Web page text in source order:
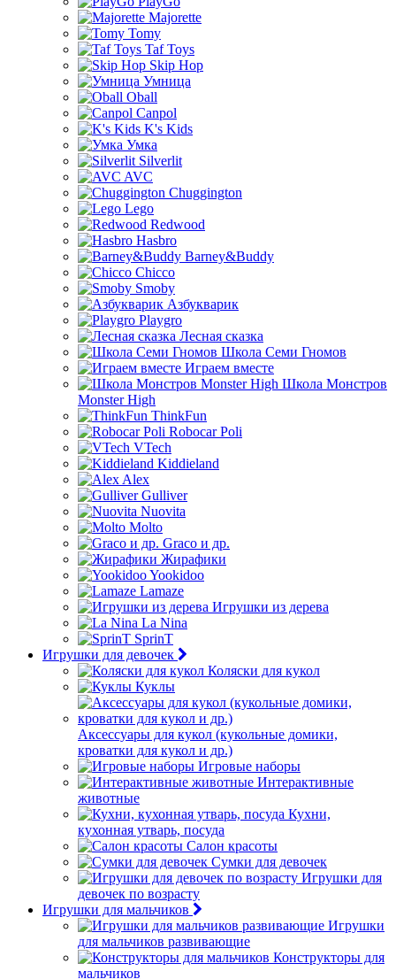
Majorette
Tomy
Taf Toys
Skip Hop
Умница
Oball
Canpol
K's Kids
Умка
Silverlit
AVC
Chuggington
Lego
Redwood
Hasbro
Barney&Buddy
Chicco
Smoby
Азбукварик
Playgro
Лесная сказка
Школа Семи Гномов
Играем вместе
Школа Монстров
Monster High
ThinkFun
Robocar Poli
VTech
Kiddieland
Alex
Gulliver
Nuovita
Molto
Graco и др.
Жирафики
Yookidoo
Lamaze
Игрушки из дерева
La Nina
SprinT
Игрушки для девочек
Коляски для кукол
Куклы
Аксессуары для кукол (кукольные домики,
кроватки для кукол и др.)
Игровые наборы
Интерактивные
животные
Кухни,
кухонная утварь, посуда
Салон красоты
Сумки для девочек
Игрушки для
девочек по возрасту
Игрушки для мальчиков
Игрушки
для мальчиков развивающие
Конструкторы для
мальчиков